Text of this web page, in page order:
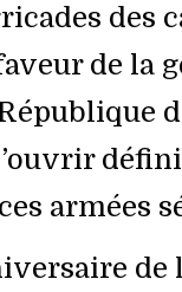
des
de la
armées
de